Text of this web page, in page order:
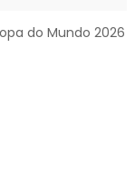
do Mundo 2026